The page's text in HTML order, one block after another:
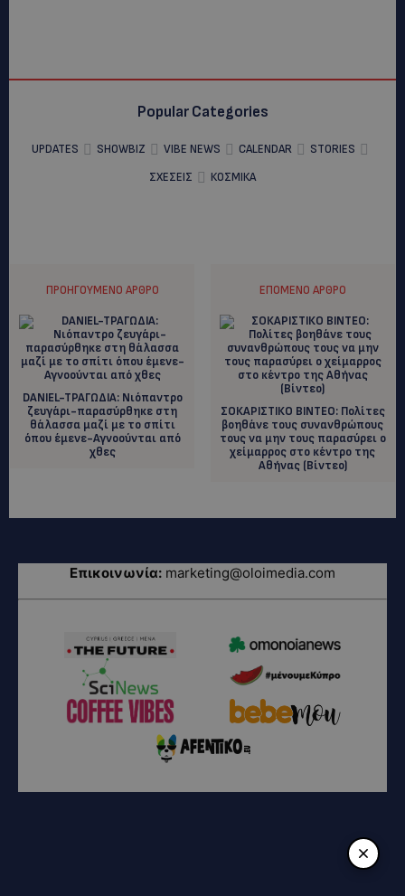
Popular Categories
UPDATES SHOWBIZ VIBE NEWS CALENDAR
STORIES
ΣΧΕΣΕΙΣ
ΚΟΣΜΙΚΑ
ΠΡΟΗΓΟΎΜΕΝΟ ΆΡΘΡΟ
DANIEL-TΡΑΓΩΔΙΑ: Νιόπαντρο
ζευγάρι-παρασύρθηκε στη
θάλασσα μαζί με το σπίτι
όπου έμενε-Αγνοούνται από
χθες
ΕΠΌΜΕΝΟ ΆΡΘΡΟ
ΣΟΚΑΡΙΣΤΙΚΟ ΒΙΝΤΕΟ: Πολίτες
βοηθάνε τους συνανθρώπους
τους να μην τους παρασύρει ο
χείμαρρος στο κέντρο της
Αθήνας (Βίντεο)
Επικοινωνία: marketing@oloimedia.com